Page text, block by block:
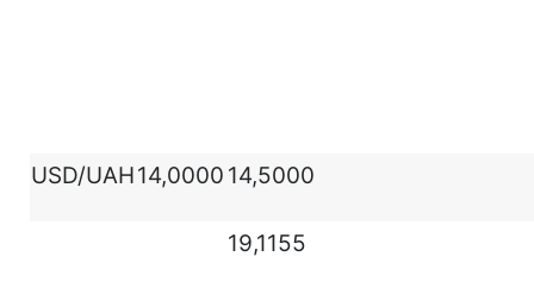
USD/UAH14,0000 14,5000
19,1155